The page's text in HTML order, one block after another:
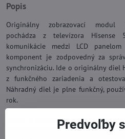
Popis
Originálny zobrazovací modul T-
pochádza z televízora
komunikácie medzi LCD
komponent je zodpovedný za
synchronizáciu. Ide o originálny diel
z funkčného zariadenia a
Náhradný diel je plne funkčný,
rok.
Viac z kategóriePredvoľby